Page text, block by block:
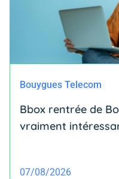
Bouygues Telecom
Bbox rentrée de
vraiment
07/08/2026